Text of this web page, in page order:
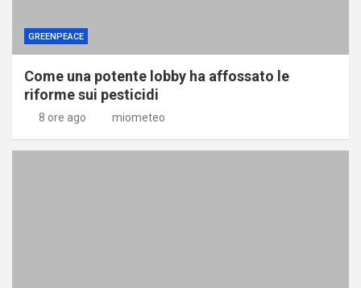
GREENPEACE
Come una potente lobby ha affossato le
riforme sui pesticidi
8 ore ago miometeo